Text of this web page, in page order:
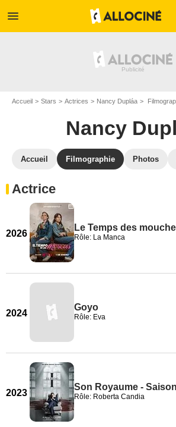
menu
Accueil Stars Actrices Nancy Dupláa
Nancy
Accueil Filmographie Photos
Actrice
2026
Le Temps des
Rôle: La Manca
2024
Goyo
Rôle: Eva
2023
Son Royaume -
Rôle: Roberta Candia